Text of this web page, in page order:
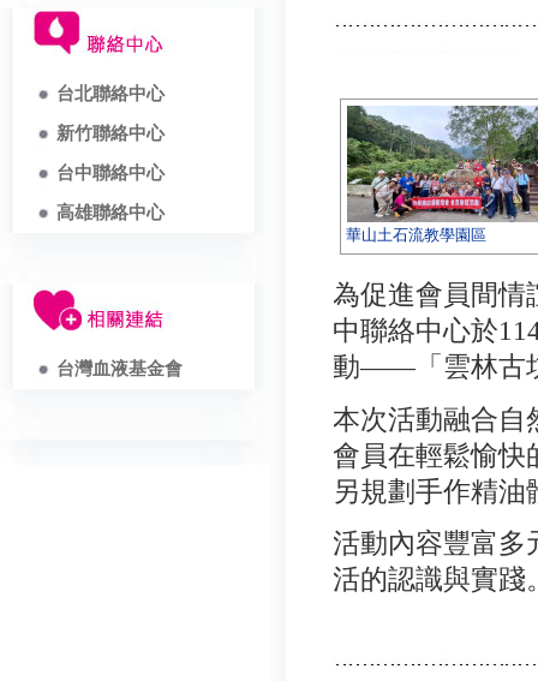
台北聯絡中心
新竹聯絡中心
台中聯絡中心
高雄聯絡中心
台灣血液基金會
華山土石流教學園區
為促進會員間情
中聯絡中心於
動——「雲林古
本次活動融合自
會員在輕鬆愉快
另規劃手作精
活動內容豐富多
活的認識與實踐